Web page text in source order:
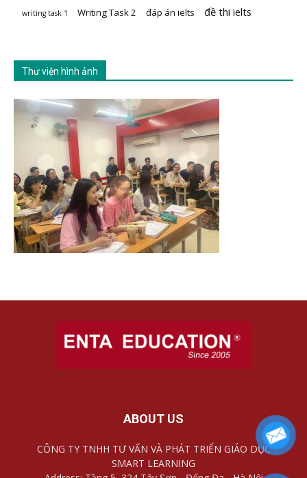
writing task 1 Writing Task 2 đáp án ielts đề thi ielts
Thư viện hình ảnh
ABOUT US
CÔNG TY TNHH TƯ VẤN VÀ PHÁT TRIỂN GIÁO DỤC
SMART LEARNING